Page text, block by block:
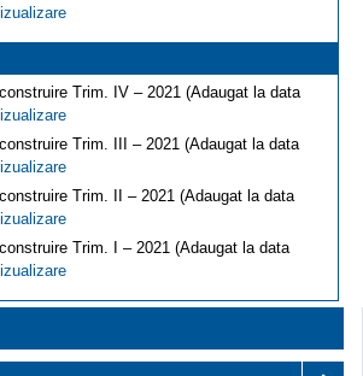
Trim. IV – 2021 (Adaugat la data
Trim. III – 2021 (Adaugat la data
Trim. II – 2021 (Adaugat la data
Trim. I – 2021 (Adaugat la data